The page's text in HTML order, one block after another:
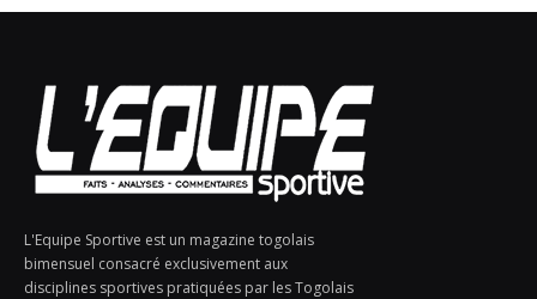
L'Equipe Sportive est un magazine togolais
bimensuel consacré exclusivement aux
disciplines sportives pratiquées par les Togolais